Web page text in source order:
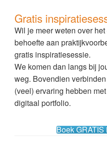
Gratis
Wil je meer weten over
behoefte aan
gratis inspiratiesessie.
We komen dan langs bij
weg. Bovendien
(veel) ervaring hebben
digitaal portfolio.
Boek